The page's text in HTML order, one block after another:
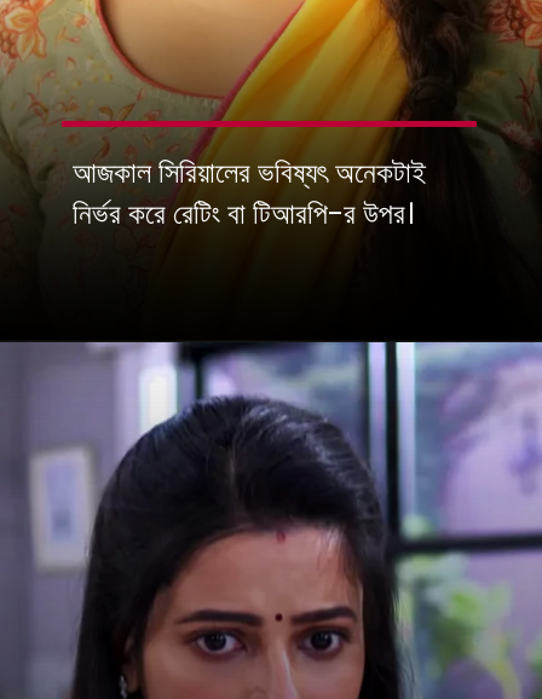
আজকাল সিরিয়ালের ভবিষ্যৎ অনেকটাই
নির্ভর করে রেটিং বা টিআরপি-র উপর।